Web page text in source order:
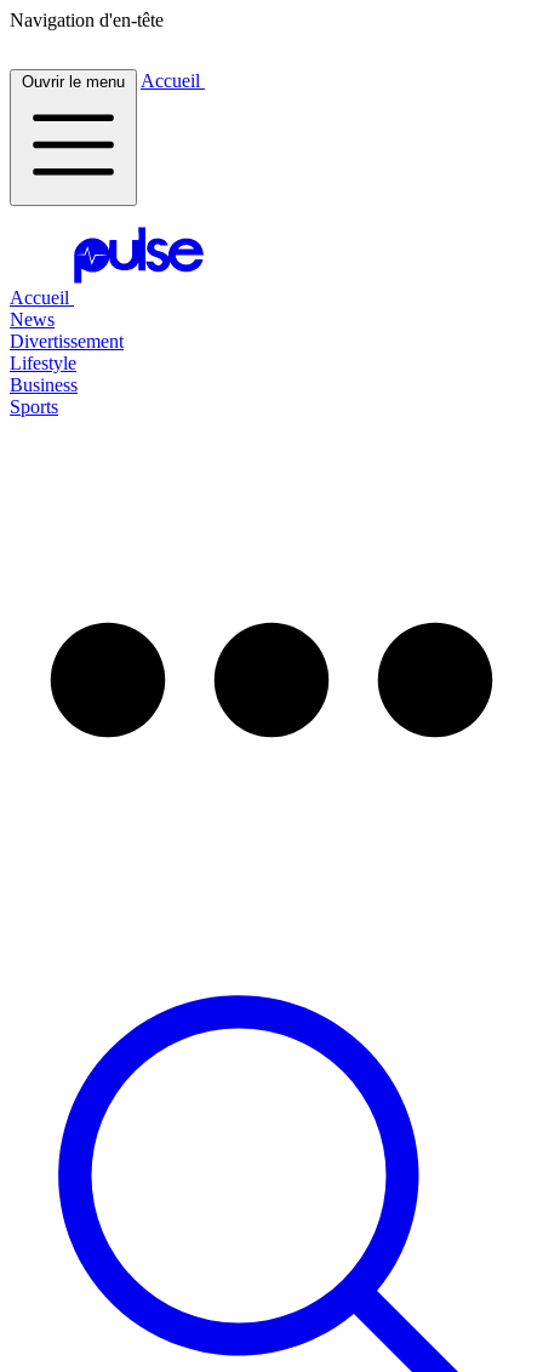
Navigation d'en-tête
Ouvrir le menu Accueil
Accueil
News
Divertissement
Lifestyle
Business
Sports